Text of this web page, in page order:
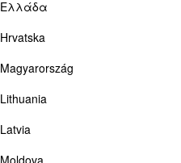
Ελλάδα
Hrvatska
Magyarország
Lithuania
Latvia
Moldova